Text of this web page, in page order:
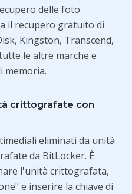
delle foto
il recupero gratuito di
Kingston, Transcend,
le altre marche e
memoria.
crittografate con
eliminati da unità
da BitLocker. È
l'unità crittografata,
e inserire la chiave di